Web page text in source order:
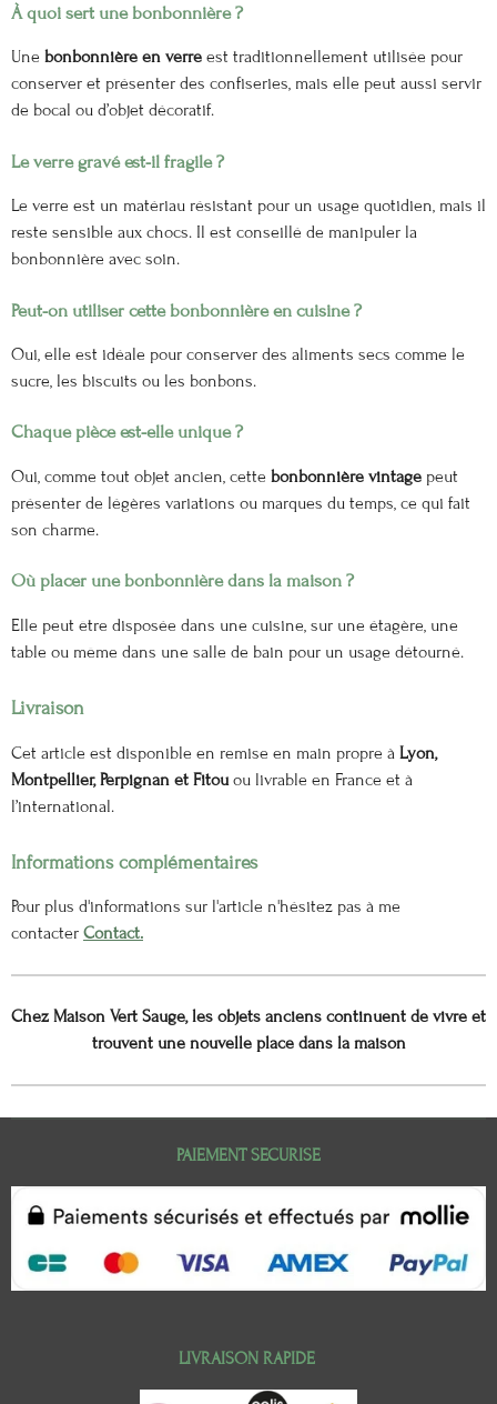
À quoi sert une bonbonnière ?
Une bonbonnière en verre est traditionnellement utilisée pour
conserver et présenter des confiseries, mais elle peut aussi servir
de bocal ou d’objet décoratif.
Le verre gravé est-il fragile ?
Le verre est un matériau résistant pour un usage quotidien, mais il
reste sensible aux chocs. Il est conseillé de manipuler la
bonbonnière avec soin.
Peut-on utiliser cette bonbonnière en cuisine ?
Oui, elle est idéale pour conserver des aliments secs comme le
sucre, les biscuits ou les bonbons.
Chaque pièce est-elle unique ?
Oui, comme tout objet ancien, cette bonbonnière vintage peut
présenter de légères variations ou marques du temps, ce qui fait
son charme.
Où placer une bonbonnière dans la maison ?
Elle peut être disposée dans une cuisine, sur une étagère, une
table ou même dans une salle de bain pour un usage détourné.
Livraison
Cet article est disponible en remise en main propre à Lyon,
Montpellier, Perpignan et Fitou ou livrable en France et à
l’international.
Informations complémentaires
Pour plus d'informations sur l'article n'hésitez pas à me
contacter Contact.
Chez Maison Vert Sauge, les objets anciens continuent de vivre et
trouvent une nouvelle place dans la maison
PAIEMENT SECURISE
LIVRAISON RAPIDE